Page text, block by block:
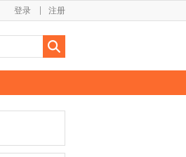
注册
登录